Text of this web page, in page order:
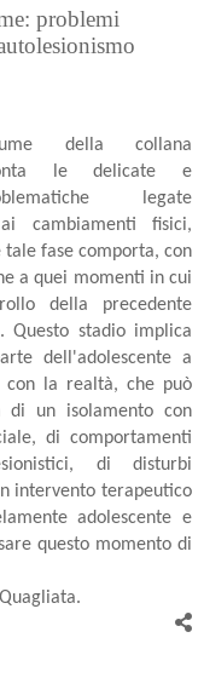
problemi
della collana
le delicate e
legate
cambiamenti fisici,
fase comporta, con
a quei momenti in cui
della precedente
Questo stadio implica
dell'adolescente a
con la realtà, che può
di un isolamento con
di comportamenti
di disturbi
intervento terapeutico
adolescente e
questo momento di